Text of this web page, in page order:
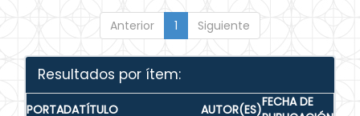
Anterior 1 Siguiente
Resultados por ítem:
PORTADATÍTULO AUTOR(ES)FECHA DE